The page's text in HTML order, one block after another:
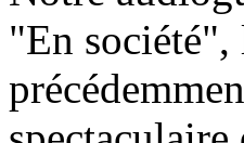
"En société",